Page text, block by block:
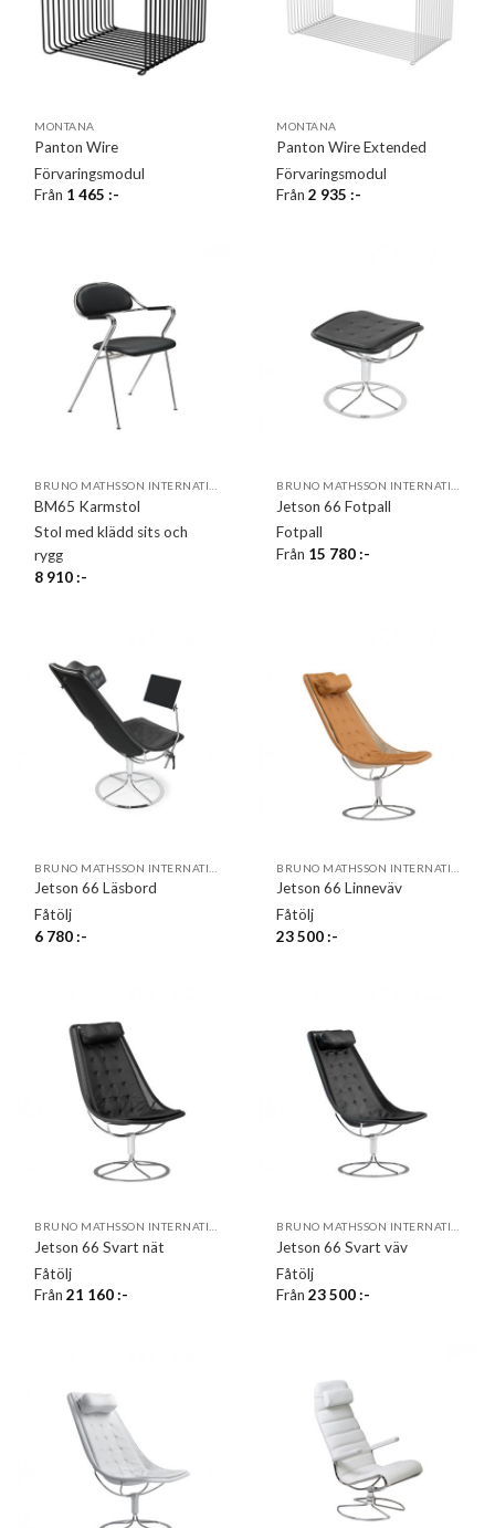
MONTANA
Panton Wire
Förvaringsmodul
Från 1 465:-
MONTANA
Panton Wire Extended
Förvaringsmodul
Från2 935:-
BM65 Karmstol
Stol med klädd sits och
rygg
8 910:-
Jetson 66 Fotpall
Fotpall
Från 15 780:-
Jetson 66 Läsbord
Fåtölj
6 780:-
Jetson 66 Linneväv
Fåtölj
23 500:-
Jetson 66 Svart nät
Fåtölj
Från21 160:-
Jetson 66 Svart väv
Fåtölj
Från23 500:-